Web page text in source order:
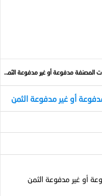
المصنفة مدفوعة أو غير مدفوعة الثمن
أو غير مدفوعة الثمن
أو غير مدفوعة الثمن